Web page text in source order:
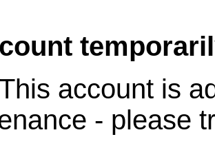
account is
- please